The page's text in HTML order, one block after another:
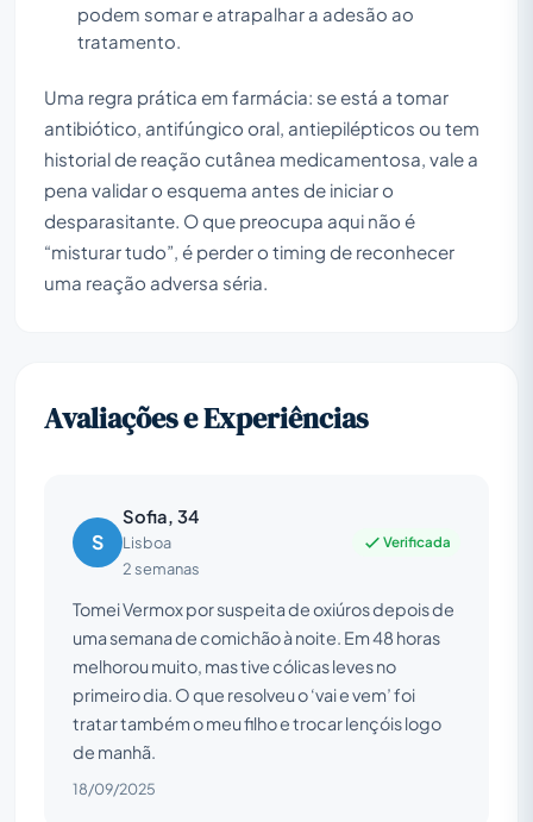
podem somar e atrapalhar a adesão ao
tratamento.
Uma regra prática em farmácia: se está a tomar
antibiótico, antifúngico oral, antiepilépticos ou tem
historial de reação cutânea medicamentosa, vale a
pena validar o esquema antes de iniciar o
desparasitante. O que preocupa aqui não é
“misturar tudo”, é perder o timing de reconhecer
uma reação adversa séria.
Avaliações e Experiências
S
Sofia, 34
Lisboa
2 semanas
Verificada
Tomei Vermox por suspeita de oxiúros depois de
uma semana de comichão à noite. Em 48 horas
melhorou muito, mas tive cólicas leves no
primeiro dia. O que resolveu o ‘vai e vem’ foi
tratar também o meu filho e trocar lençóis logo
de manhã.
18/09/2025